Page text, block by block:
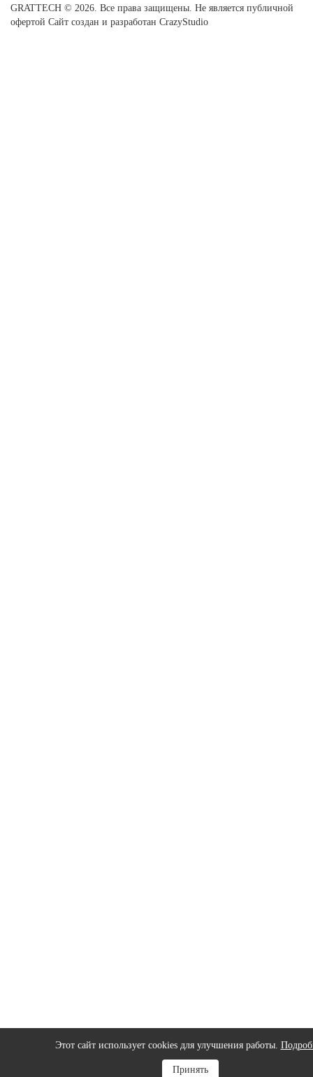
GRATTECH © 2026. Все права защищены. Не является публичной
офертой Сайт создан и разработан CrazyStudio
Этот сайт использует cookies для улучшения работы.
Принять